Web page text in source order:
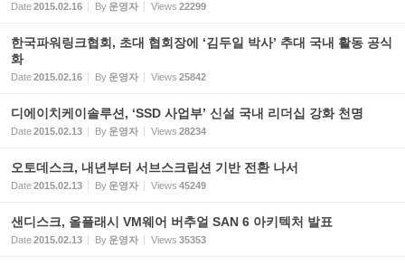
Date2015.02.16 By 운영자 Views 22299
한국파워링크협회, 초대 협회장에 ‘김두일 박사’ 추대 국내 활동 공식
화
Date2015.02.16 By 운영자 Views 25842
디에이치케이솔루션, ‘SSD 사업부’ 신설 국내 리더십 강화 천명
Date2015.02.13 By 운영자 Views 28234
오토데스크, 내년부터 서브스크립션 기반 전환 나서
Date2015.02.13 By 운영자 Views 45249
샌디스크, 올플래시 VM웨어 버추얼 SAN 6 아키텍처 발표
Date2015.02.13 By 운영자 Views 35353